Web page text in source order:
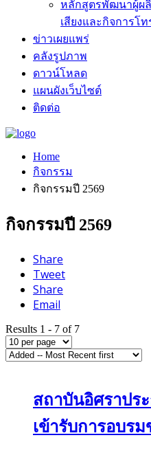
หลักสูตรพัฒนาผู้ผลิ
เสียงและกิจการโท
ข่าวเผยแพร่
คลังรูปภาพ
ดาวน์โหลด
แผนผังเว็บไซต์
ติดต่อ
Home
กิจกรรม
กิจกรรมปี 2569
กิจกรรมปี 2569
Share
Tweet
Share
Email
Results 1 - 7 of 7
สถาบันอิศราปร
เข้ารับการอบร